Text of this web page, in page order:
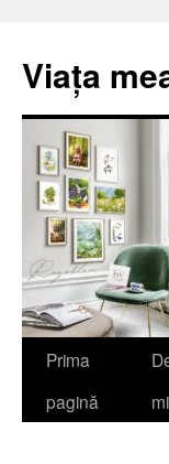
Viața
Sari
Prima
pagină